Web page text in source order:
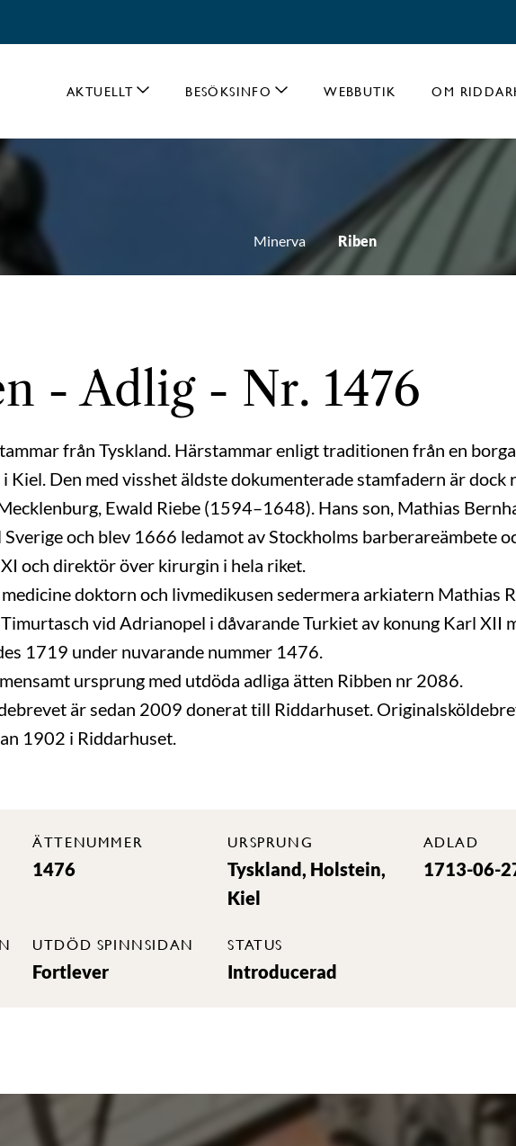
AKTUELLT BESÖKSINFO WEBBUTIK OM
Minerva Riben
- Adlig - Nr. 1476
från Tyskland. Härstammar enligt traditionen från en
Kiel. Den med visshet äldste dokumenterade stamfadern är
Ewald Riebe (1594–1648). Hans son, Mathias
och blev 1666 ledamot av Stockholms barberareämbete
och direktör över kirurgin i hela riket.
medicine doktorn och livmedikusen sedermera arkiatern Mathias
vid Adrianopel i dåvarande Turkiet av konung Karl XII
1719 under nuvarande nummer 1476.
ursprung med utdöda adliga ätten Ribben nr 2086.
är sedan 2009 donerat till Riddarhuset.
1902 i Riddarhuset.
ÄTTENUMMER
1476
URSPRUNG
Tyskland, Holstein,
Kiel
ADLAD
1713-06-
UTDÖD SPINNSIDAN
Fortlever
STATUS
Introducerad